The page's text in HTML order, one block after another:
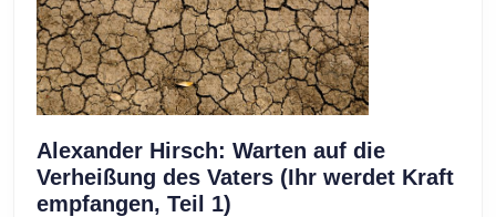
Alexander Hirsch: Warten auf die
Verheißung des Vaters (Ihr werdet Kraft
empfangen, Teil 1)